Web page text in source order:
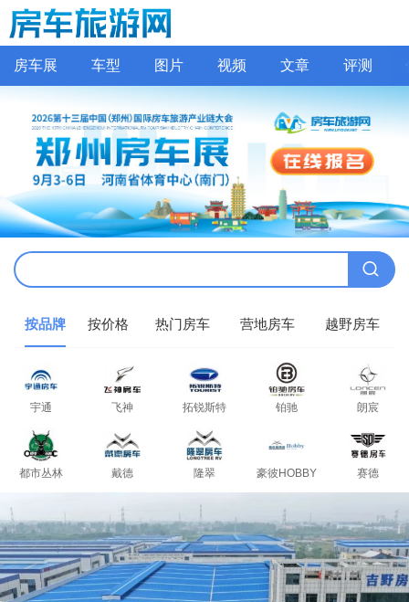
房车展 车型 图片 视频 文章 评测
按品牌 按价格 热门房车 营地房车 越野房车
宇通 飞神 拓锐斯特 铂驰 朗宸
都市丛林 戴德 隆翠 豪彼HOBBY 赛德